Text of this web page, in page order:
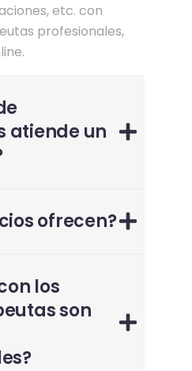
etc. con
profesionales,
atiende un
ofrecen?
los
son